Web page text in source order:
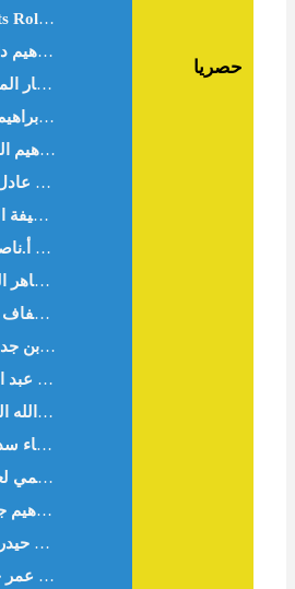
حصريا
التورق
تكامل تقنية البلوكشين مع
خواطر اقتصادية